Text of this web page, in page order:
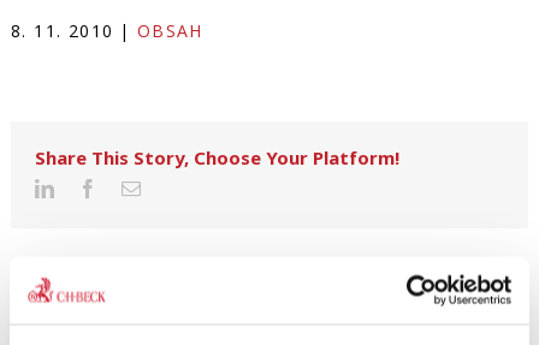
8. 11. 2010 | OBSAH
Share This Story, Choose Your Platform!